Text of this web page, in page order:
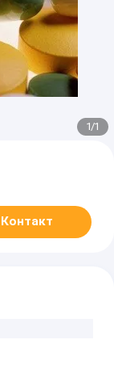
1/1
Контакт